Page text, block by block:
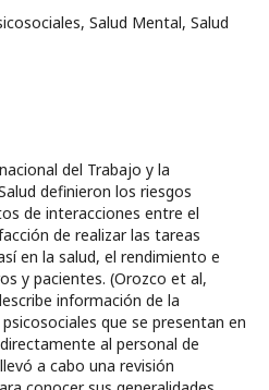
Salud Mental, Salud
del Trabajo y la
definieron los riesgos
de interacciones entre el
de realizar las tareas
en la salud, el rendimiento e
y pacientes. (Orozco et al,
información de la
que se presentan en
al personal de
a cabo una revisión